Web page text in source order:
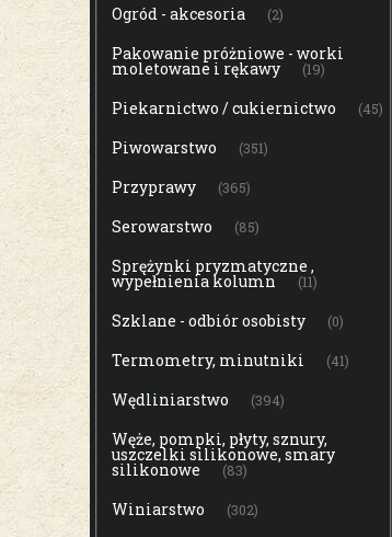
Ogród - akcesoria (2)
Pakowanie próżniowe - worki
moletowane i rękawy (19)
Piekarnictwo / cukiernictwo (45)
Piwowarstwo (351)
Przyprawy (365)
Serowarstwo (85)
Sprężynki pryzmatyczne ,
wypełnienia kolumn (11)
Szklane - odbiór osobisty (0)
Termometry, minutniki (41)
Wędliniarstwo (394)
Węże, pompki, płyty, sznury,
uszczelki silikonowe, smary
silikonowe (83)
Winiarstwo (302)